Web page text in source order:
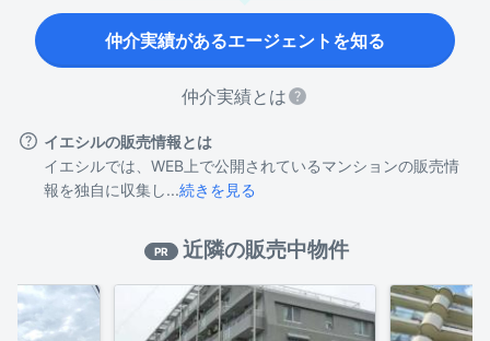
仲介実績があるエージェントを知る
仲介実績とは
イエシルの販売情報とは
イエシルでは、WEB上で公開されているマンションの販売情
報を独自に収集し...続きを見る
PR 近隣の販売中物件